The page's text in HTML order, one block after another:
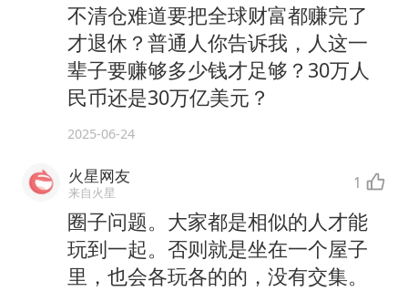
不清仓难道要把全球财富都赚完了
才退休？普通人你告诉我，人这一
辈子要赚够多少钱才足够？30万人
民币还是30万亿美元？
2025-06-24
火星网友
来自火星 1
圈子问题。大家都是相似的人才能
玩到一起。否则就是坐在一个屋子
里，也会各玩各的的，没有交集。